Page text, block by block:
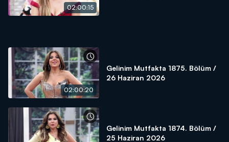
02:00:15
02:00:20
Gelinim Mutfakta 1875. Bölüm /
26 Haziran 2026
Gelinim Mutfakta 1874. Bölüm /
25 Haziran 2026